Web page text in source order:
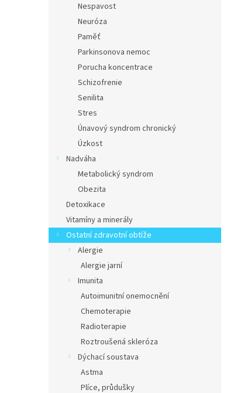
Nespavost
Neuróza
Paměť
Parkinsonova nemoc
Porucha koncentrace
Schizofrenie
Senilita
Stres
Únavový syndrom chronický
Úzkost
Nadváha
Metabolický syndrom
Obezita
Detoxikace
Vitamíny a minerály
Ostatní zdravotní obtíže
Alergie
Alergie jarní
Imunita
Autoimunitní onemocnění
Chemoterapie
Radioterapie
Roztroušená skleróza
Dýchací soustava
Astma
Plíce, průdušky